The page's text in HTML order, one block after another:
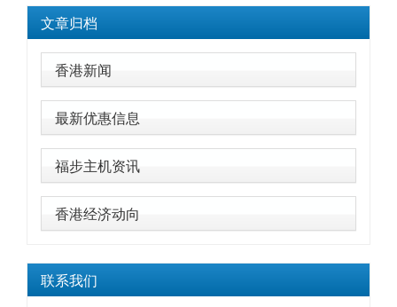
文章归档
香港新闻
最新优惠信息
福步主机资讯
香港经济动向
联系我们